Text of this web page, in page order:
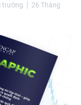
trường
26 Tháng